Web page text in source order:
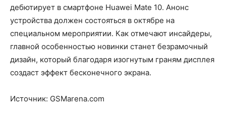
дебютирует в смартфоне Huawei Mate 10. Анонс
устройства должен состояться в октябре на
специальном мероприятии. Как отмечают инсайдеры,
главной особенностью новинки станет безрамочный
дизайн, который благодаря изогнутым граням дисплея
создаст эффект бесконечного экрана.
Источник: GSMarena.com